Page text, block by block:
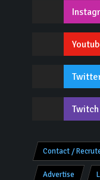
Contact /
Advertise